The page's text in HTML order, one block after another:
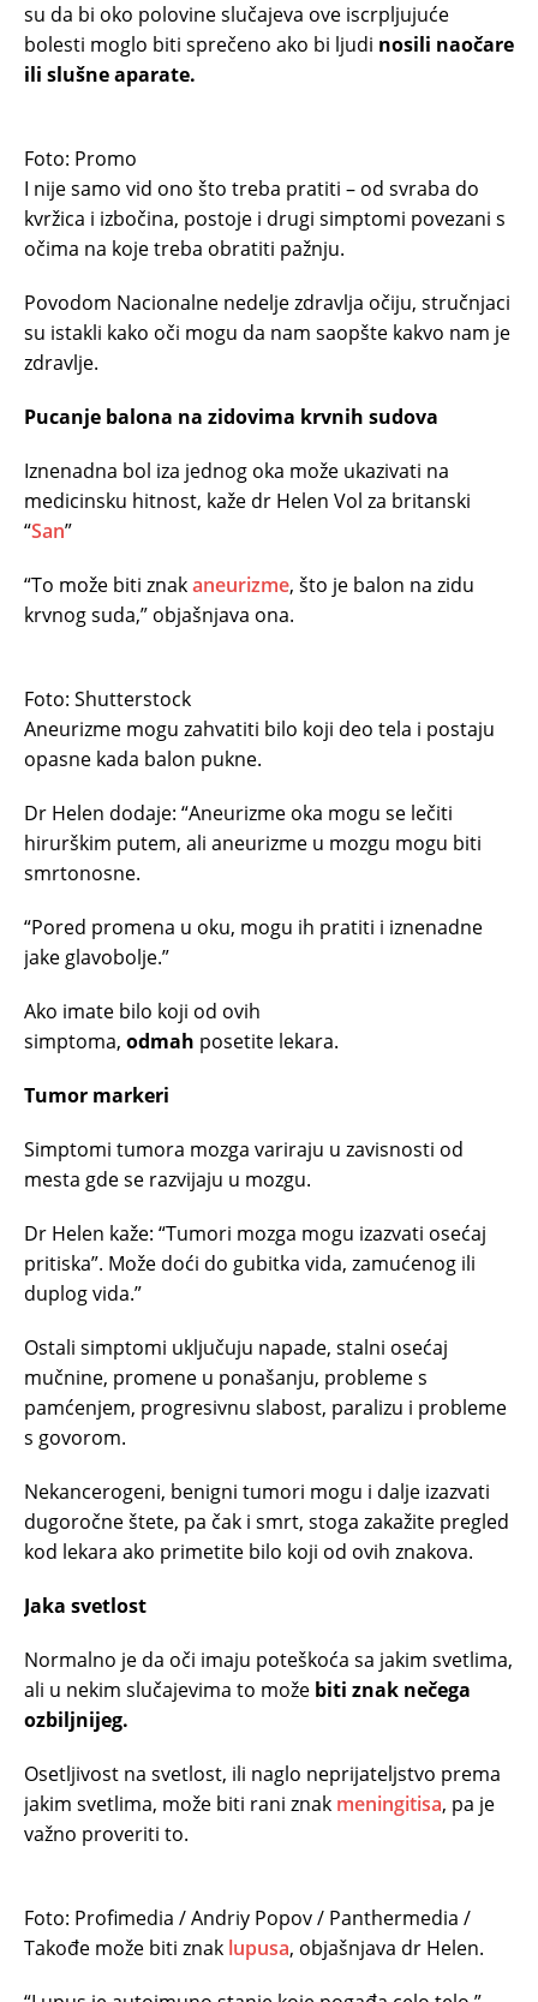
su da bi oko polovine slučajeva ove iscrpljujuće
bolesti moglo biti sprečeno ako bi ljudi nosili naočare
ili slušne aparate.
Foto: Promo
I nije samo vid ono što treba pratiti – od svraba do
kvržica i izbočina, postoje i drugi simptomi povezani s
očima na koje treba obratiti pažnju.
Povodom Nacionalne nedelje zdravlja očiju, stručnjaci
su istakli kako oči mogu da nam saopšte kakvo nam je
zdravlje.
Pucanje balona na zidovima krvnih sudova
Iznenadna bol iza jednog oka može ukazivati na
medicinsku hitnost, kaže dr Helen Vol za britanski
“San”
“To može biti znakaneurizme, što je balon na zidu
krvnog suda,” objašnjava ona.
Foto: Shutterstock
Aneurizme mogu zahvatiti bilo koji deo tela i postaju
opasne kada balon pukne.
Dr Helen dodaje: “Aneurizme oka mogu se lečiti
hirurškim putem, ali aneurizme u mozgu mogu biti
smrtonosne.
“Pored promena u oku, mogu ih pratiti i iznenadne
jake glavobolje.”
Ako imate bilo koji od ovih
simptoma, odmah posetite lekara.
Tumor markeri
Simptomi tumora mozga variraju u zavisnosti od
mesta gde se razvijaju u mozgu.
Dr Helen kaže: “Tumori mozga mogu izazvati osećaj
pritiska”. Može doći do gubitka vida, zamućenog ili
duplog vida.”
Ostali simptomi uključuju napade, stalni osećaj
mučnine, promene u ponašanju, probleme s
pamćenjem, progresivnu slabost, paralizu i probleme
s govorom.
Nekancerogeni, benigni tumori mogu i dalje izazvati
dugoročne štete, pa čak i smrt, stoga zakažite pregled
kod lekara ako primetite bilo koji od ovih znakova.
Jaka svetlost
Normalno je da oči imaju poteškoća sa jakim svetlima,
ali u nekim slučajevima to može biti znak nečega
ozbiljnijeg.
Osetljivost na svetlost, ili naglo neprijateljstvo prema
jakim svetlima, može biti rani znak meningitisa, pa je
važno proveriti to.
Foto: Profimedia / Andriy Popov / Panthermedia /
Takođe može biti znak lupusa, objašnjava dr Helen.